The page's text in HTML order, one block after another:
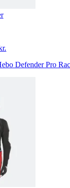
Defender Pro